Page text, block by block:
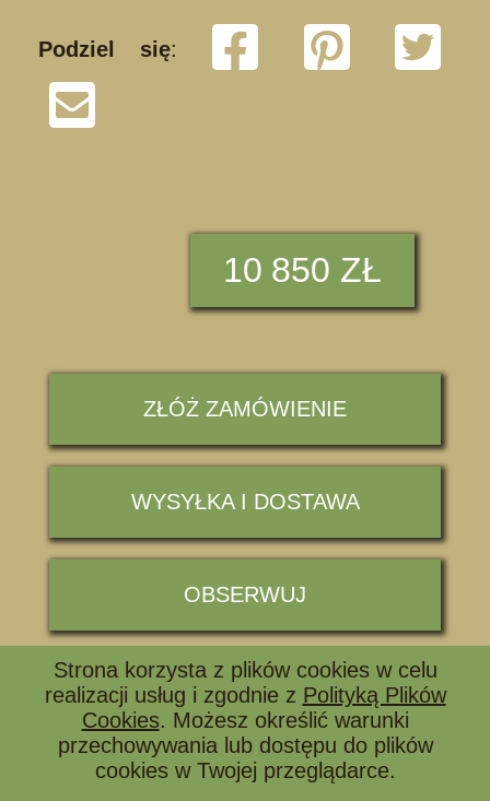
Podziel się:
10 850 ZŁ
ZŁÓŻ ZAMÓWIENIE
WYSYŁKA I DOSTAWA
OBSERWUJ
📞 ZADZWOŃ I ZAPYTAJ
Strona korzysta z plików cookies w celu
realizacji usług i zgodnie z Polityką Plików
Cookies. Możesz określić warunki
przechowywania lub dostępu do plików
cookies w Twojej przeglądarce.